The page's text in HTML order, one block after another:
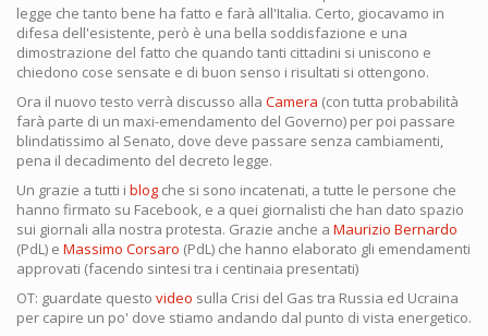
legge che tanto bene ha fatto e farà all'Italia. Certo, giocavamo in
difesa dell'esistente, però è una bella soddisfazione e una
dimostrazione del fatto che quando tanti cittadini si uniscono e
chiedono cose sensate e di buon senso i risultati si ottengono.
Ora il nuovo testo verrà discusso alla Camera (con tutta probabilità
farà parte di un maxi-emendamento del Governo) per poi passare
blindatissimo al Senato, dove deve passare senza cambiamenti,
pena il decadimento del decreto legge.
Un grazie a tutti i blog che si sono incatenati, a tutte le persone che
hanno firmato su Facebook, e a quei giornalisti che han dato spazio
sui giornali alla nostra protesta. Grazie anche a Maurizio Bernardo
(PdL) e Massimo Corsaro (PdL) che hanno elaborato gli emendamenti
approvati (facendo sintesi tra i centinaia presentati)
OT: guardate questo video sulla Crisi del Gas tra Russia ed Ucraina
per capire un po' dove stiamo andando dal punto di vista energetico.